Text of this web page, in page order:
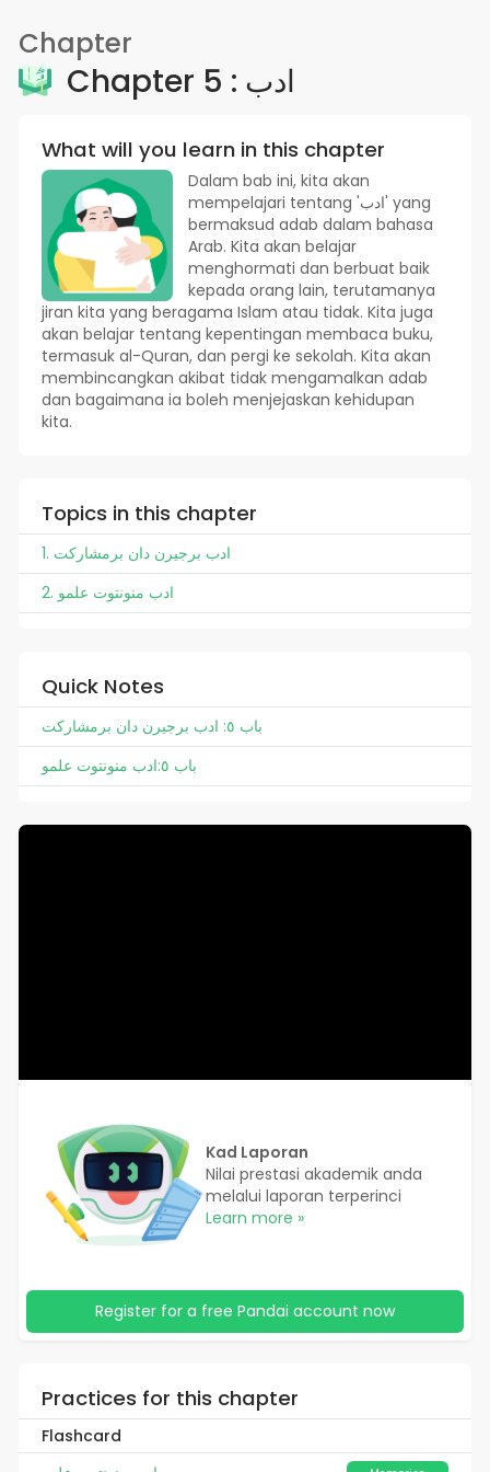
Chapter
Chapter 5 : ادب
What will you learn in this chapter
Dalam bab ini, kita akan
mempelajari tentang 'ادب' yang
bermaksud adab dalam bahasa
Arab. Kita akan belajar
menghormati dan berbuat baik
kepada orang lain, terutamanya
jiran kita yang beragama Islam atau tidak. Kita juga
akan belajar tentang kepentingan membaca buku,
termasuk al-Quran, dan pergi ke sekolah. Kita akan
membincangkan akibat tidak mengamalkan adab
dan bagaimana ia boleh menjejaskan kehidupan
kita.
Topics in this chapter
1. ادب برجيرن دان برمشارکت
2. ادب منونتوت علمو
Quick Notes
باب ٥: ادب برجيرن دان برمشارکت
باب ٥:ادب منونتوت علمو
Kad Laporan
Nilai prestasi akademik anda
melalui laporan terperinci
Learn more »
Register for a free Pandai account now
Practices for this chapter
Flashcard